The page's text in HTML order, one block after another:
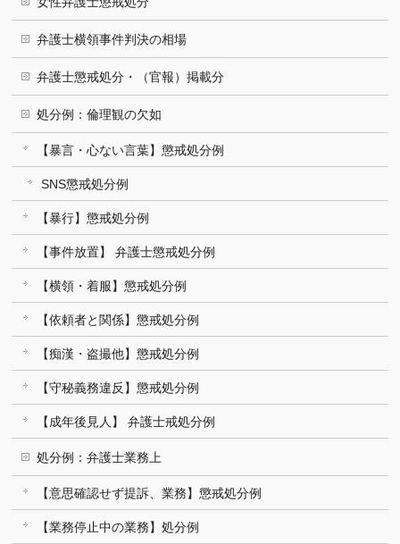
弁護士横領事件判決の相場
弁護士懲戒処分・（官報）掲載分
処分例：倫理観の欠如
【暴言・心ない言葉】懲戒処分例
SNS懲戒処分例
【暴行】懲戒処分例
【事件放置】 弁護士懲戒処分例
【横領・着服】懲戒処分例
【依頼者と関係】懲戒処分例
【痴漢・盗撮他】懲戒処分例
【守秘義務違反】懲戒処分例
【成年後見人】 弁護士戒処分例
処分例：弁護士業務上
【意思確認せず提訴、業務】懲戒処分例
【業務停止中の業務】処分例